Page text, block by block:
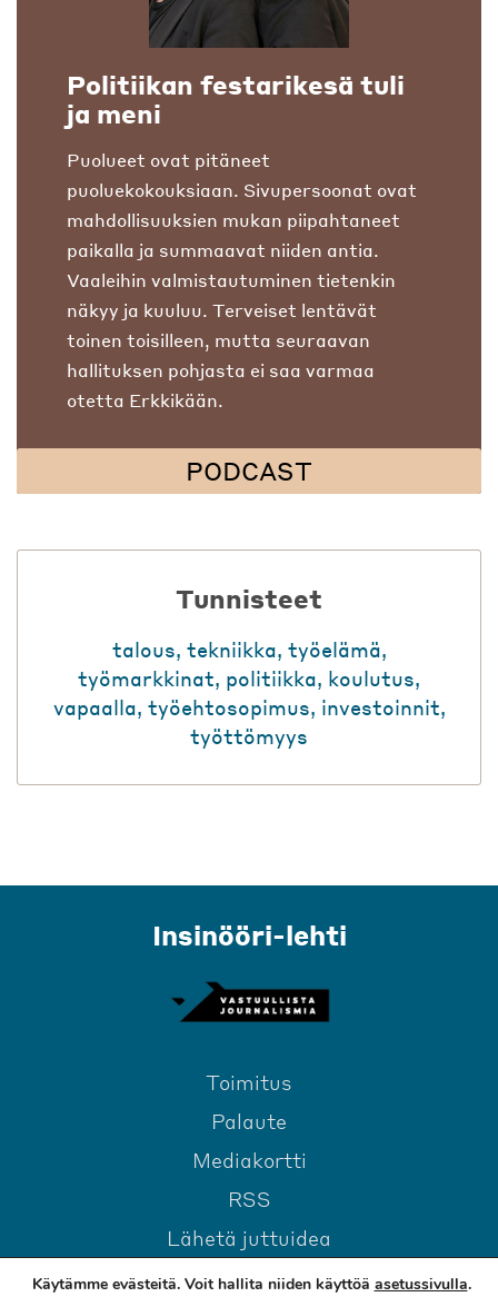
Politiikan festarikesä tuli
ja meni
Puolueet ovat pitäneet
puoluekokouksiaan. Sivupersoonat ovat
mahdollisuuksien mukan piipahtaneet
paikalla ja summaavat niiden antia.
Vaaleihin valmistautuminen tietenkin
näkyy ja kuuluu. Terveiset lentävät
toinen toisilleen, mutta seuraavan
hallituksen pohjasta ei saa varmaa
otetta Erkkikään.
PODCAST
Tunnisteet
talous, tekniikka, työelämä,
työmarkkinat, politiikka, koulutus,
vapaalla, työehtosopimus, investoinnit,
työttömyys
Insinööri-lehti
Toimitus
Palaute
Mediakortti
RSS
Lähetä juttuidea
Käytämme evästeitä. Voit hallita niiden käyttöä asetussivulla.